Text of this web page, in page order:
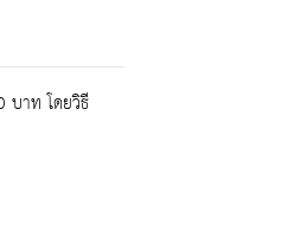
บาท โดยวิธี